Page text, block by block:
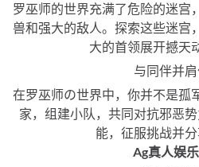
罗巫师的世界充满了危险的迷宫
兽和强大的敌人。探索这些迷宫
大的首领展开撼天
与同伴并
在罗巫师の世界中，你并不是孤
家，组建小队，共同对抗邪恶
能，征服挑战并分
Ag真人娱